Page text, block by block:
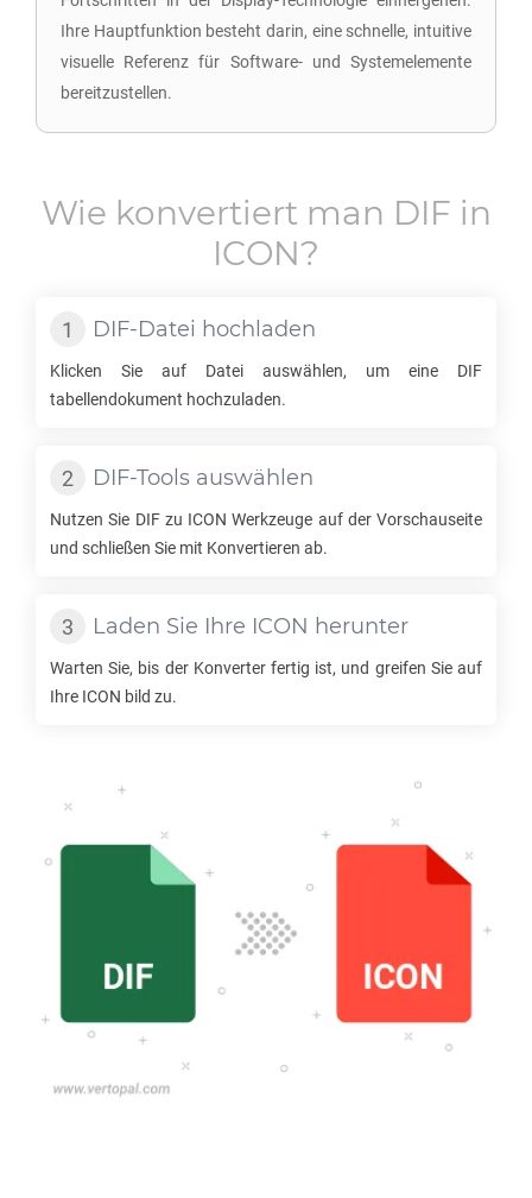
Ihre Hauptfunktion besteht darin, eine schnelle, intuitive
visuelle Referenz für Software- und Systemelemente
bereitzustellen.
Wie konvertiert man DIF in
ICON?
DIF-Datei hochladen
Klicken Sie auf Datei auswählen, um eine DIF
tabellendokument hochzuladen.
DIF-Tools auswählen
Nutzen Sie DIFzu ICON Werkzeuge auf der Vorschauseite
und schließen Sie mit Konvertieren ab.
Laden Sie Ihre ICON herunter
Warten Sie, bis der Konverter fertig ist, und greifen Sie auf
Ihre ICON bild zu.